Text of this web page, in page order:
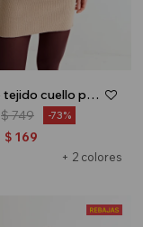
Vestido tejido cuello polo - Beige
+ 2 colores
$749 73
$ 169